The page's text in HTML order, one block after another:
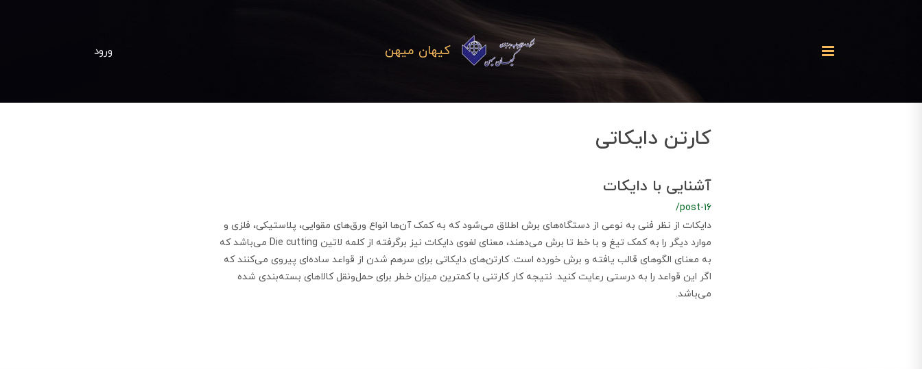
کیهان میهن ورود
کارتن دایکاتی
آشنایی با دایکات
/post-16
دایکات از نظر فنی به نوعی از دستگاه‌های برش اطلاق می‌شود که به کمک آن‌ها انواع ورق‌های مقوایی، پلاستیکی، فلزی و
موارد دیگر را به کمک تیغ و با خط تا برش می‌دهند، معنای لغوی دایکات نیز برگرفته از کلمه لاتین Die cutting می‌باشد که
به معنای الگوهای قالب یافته و برش خورده است. کارتن‌های دایکاتی برای سرهم شدن از قواعد ساده‌ای پیروی می‌کنند که
اگر این قواعد را به درستی رعایت کنید. نتیجه کار کارتنی با کمترین میزان خطر برای حمل‌و‌نقل کالاهای بسته‌بندی شده
می‌باشد.